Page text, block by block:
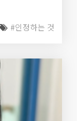
#인정하는 것